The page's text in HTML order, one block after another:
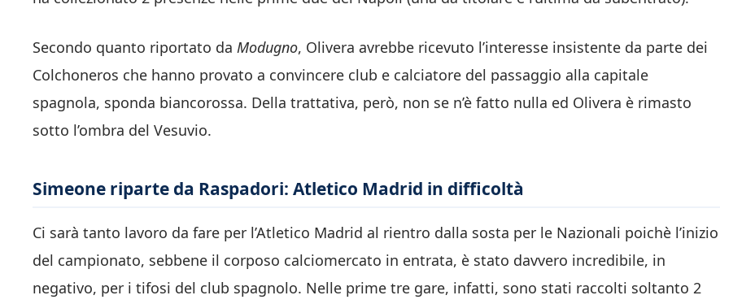
Secondo quanto riportato da Modugno, Olivera avrebbe ricevuto l’interesse insistente da parte dei
Colchoneros che hanno provato a convincere club e calciatore del passaggio alla capitale
spagnola, sponda biancorossa. Della trattativa, però, non se n’è fatto nulla ed Olivera è rimasto
sotto l’ombra del Vesuvio.
Simeone riparte da Raspadori: Atletico Madrid in difficoltà
Ci sarà tanto lavoro da fare per l’Atletico Madrid al rientro dalla sosta per le Nazionali poichè l’inizio
del campionato, sebbene il corposo calciomercato in entrata, è stato davvero incredibile, in
negativo, per i tifosi del club spagnolo. Nelle prime tre gare, infatti, sono stati raccolti soltanto 2